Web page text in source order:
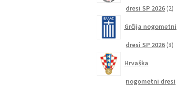
dresi SP 2026 22
Grčija nogometni
dresi SP 2026 88
Hrvaška
nogometni dresi